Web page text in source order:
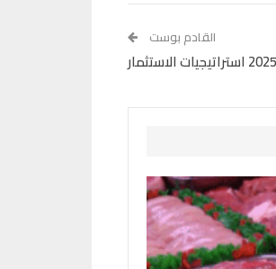
القادم بوست